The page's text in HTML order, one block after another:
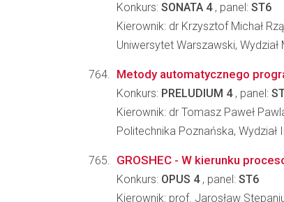
Konkurs: SONATA 4, panel: ST6
Kierownik: dr Krzysztof Michał
Uniwersytet Warszawski,
Metody automatycznego
Konkurs: PRELUDIUM 4, panel:
Kierownik: dr Tomasz Paweł
Politechnika Poznańska, Wydział
GROSHEC - W kierunku
Konkurs: OPUS 4, panel: ST6
Kierownik: prof. Jarosław